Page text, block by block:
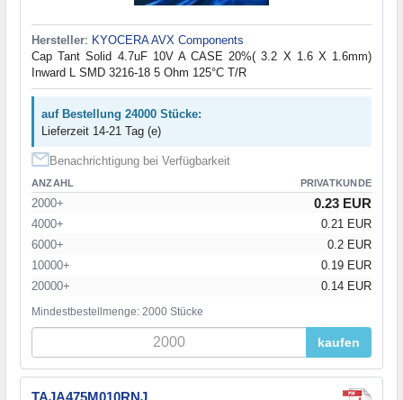
Hersteller: KYOCERA AVX Components
Cap Tant Solid 4.7uF 10V A CASE 20%( 3.2 X 1.6 X 1.6mm)
Inward L SMD 3216-18 5 Ohm 125°C T/R
auf Bestellung 24000 Stücke:
Lieferzeit 14-21 Tag (e)
Benachrichtigung bei Verfügbarkeit
ANZAHL PRIVATKUNDE
2000+ 0.23 EUR
4000+
0.21 EUR
6000+
0.2 EUR
10000+
0.19 EUR
20000+
0.14 EUR
Mindestbestellmenge: 2000 Stücke
kaufen
TAJA475M010RNJ